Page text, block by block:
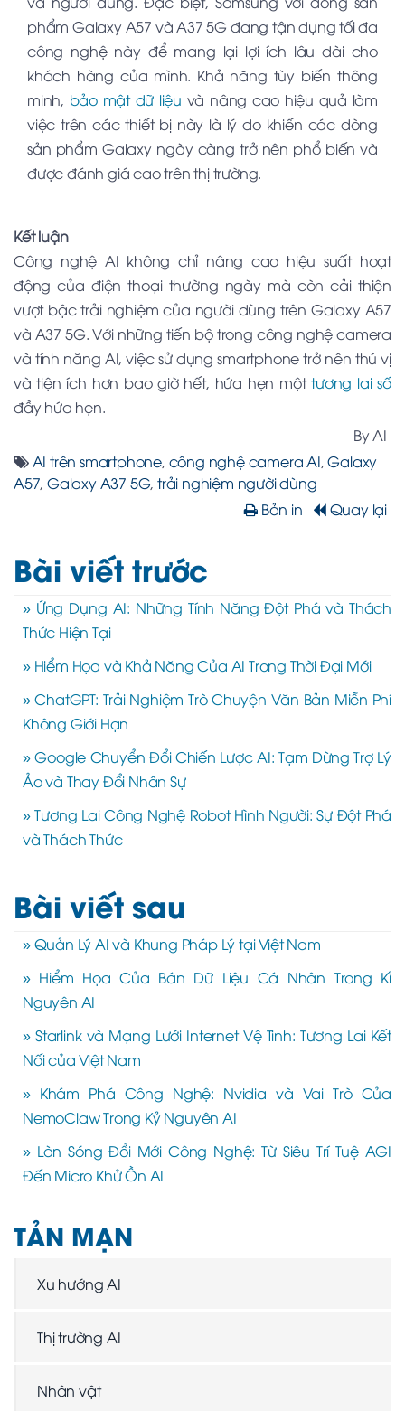
phẩm Galaxy A57 và A37 5G đang tận dụng tối đa
công nghệ này để mang lại lợi ích lâu dài cho
khách hàng của mình. Khả năng tùy biến thông
minh, bảo mật dữ liệu và nâng cao hiệu quả làm
việc trên các thiết bị này là lý do khiến các dòng
sản phẩm Galaxy ngày càng trở nên phổ biến và
được đánh giá cao trên thị trường.
Kết luận
Công nghệ AI không chỉ nâng cao hiệu suất hoạt
động của điện thoại thường ngày mà còn cải thiện
vượt bậc trải nghiệm của người dùng trên Galaxy A57
và A37 5G. Với những tiến bộ trong công nghệ camera
và tính năng AI, việc sử dụng smartphone trở nên thú vị
và tiện ích hơn bao giờ hết, hứa hẹn mộttương lai số
đầy hứa hẹn.
By AI
AI trên smartphone, công nghệ camera AI,Galaxy
A57,Galaxy A37 5G,trải nghiệm người dùng
Bản in
Quay lại
Bài viết trước
» Ứng Dụng AI: Những Tính Năng Đột Phá và Thách
Thức Hiện Tại
» Hiểm Họa và Khả Năng Của AI Trong Thời Đại Mới
» ChatGPT: Trải Nghiệm Trò Chuyện Văn Bản Miễn Phí
Không Giới Hạn
» Google Chuyển Đổi Chiến Lược AI: Tạm Dừng Trợ Lý
Ảo và Thay Đổi Nhân Sự
» Tương Lai Công Nghệ Robot Hình Người: Sự Đột Phá
và Thách Thức
Bài viết sau
» Quản Lý AI và Khung Pháp Lý tại Việt Nam
» Hiểm Họa Của Bán Dữ Liệu Cá Nhân Trong Kỉ
Nguyên AI
» Starlink và Mạng Lưới Internet Vệ Tinh: Tương Lai Kết
Nối của Việt Nam
» Khám Phá Công Nghệ: Nvidia và Vai Trò Của
NemoClaw Trong Kỷ Nguyên AI
» Làn Sóng Đổi Mới Công Nghệ: Từ Siêu Trí Tuệ AGI
Đến Micro Khử Ồn AI
TẢN MẠN
Xu hướng AI
Thị trường AI
Nhân vật